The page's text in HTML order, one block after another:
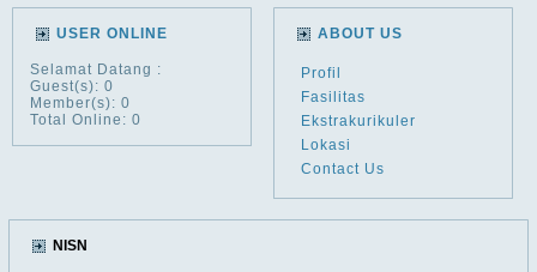
USER ONLINE
Selamat Datang :
Guest(s): 0
Member(s): 0
Total Online: 0
ABOUT US
Profil
Fasilitas
Ekstrakurikuler
Lokasi
Contact Us
NISN